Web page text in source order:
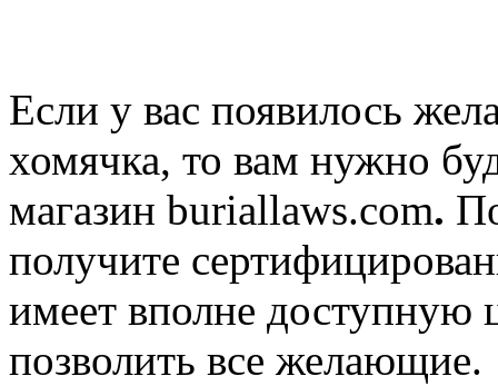
Если у вас появилось
хомячка, то вам нужно
магазин buriallaws.com.
получите
имеет вполне доступную
позволить все желающие.